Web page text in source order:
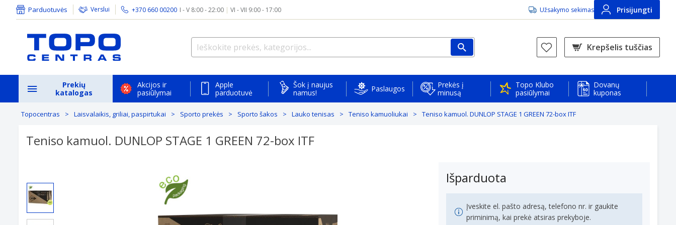
Parduotuvės Verslui +370 660 00200 I - V 8:00 - 22:00 | VI - VII 9:00 - 17:00 Užsakymo sekimas Prisijungti
Krepšelis tuščias
Prekių
katalogas
Akcijos ir
pasiūlymai
Apple
parduotuvė
Šok į naujus
namus!
Paslaugos
Prekės į
minusą
Topo Klubo
pasiūlymai
Dovanų
kuponas
Topocentras Laisvalaikis, griliai, paspirtukai Sporto prekės Sporto šakos Lauko tenisas Teniso kamuoliukai Teniso kamuol. DUNLOP STAGE 1 GREEN 72-box ITF
Teniso kamuol. DUNLOP STAGE 1 GREEN 72-box ITF
Išparduota
Įveskite el. pašto adresą, telefono nr. ir gaukite
priminimą, kai prekė atsiras prekyboje.